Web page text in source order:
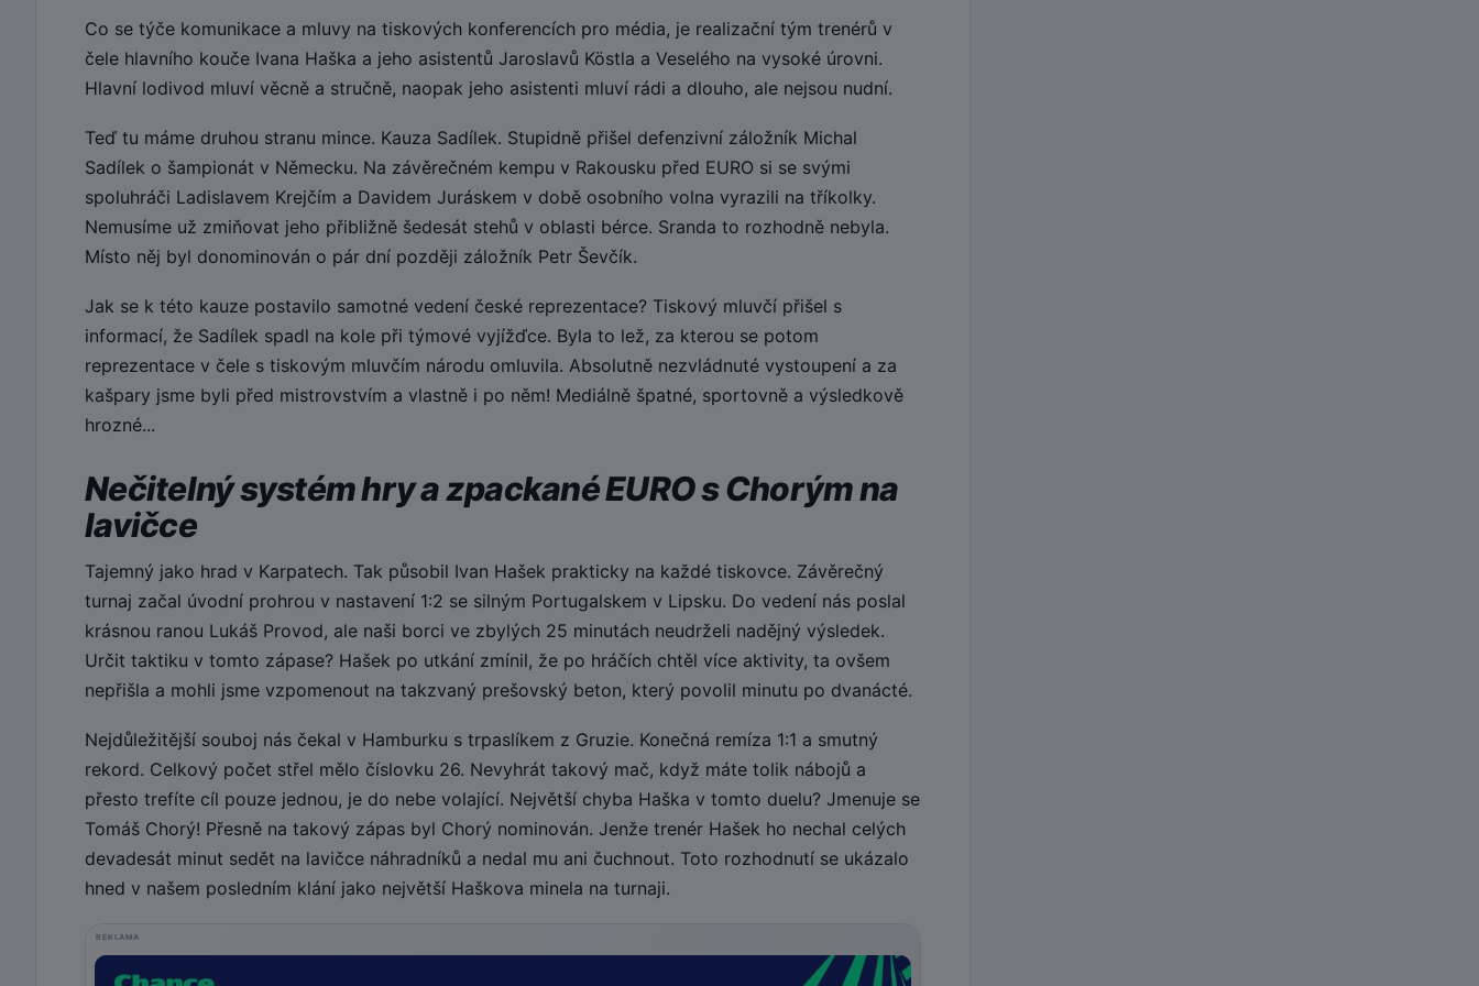
Co se týče komunikace a mluvy na tiskových konferencích pro média, je realizační tým trenérů v
čele hlavního kouče Ivana Haška a jeho asistentů Jaroslavů Köstla a Veselého na vysoké úrovni.
Hlavní lodivod mluví věcně a stručně, naopak jeho asistenti mluví rádi a dlouho, ale nejsou nudní.
Teď tu máme druhou stranu mince. Kauza Sadílek. Stupidně přišel defenzivní záložník Michal
Sadílek o šampionát v Německu. Na závěrečném kempu v Rakousku před EURO si se svými
spoluhráči Ladislavem Krejčím a Davidem Juráskem v době osobního volna vyrazili na tříkolky.
Nemusíme už zmiňovat jeho přibližně šedesát stehů v oblasti bérce. Sranda to rozhodně nebyla.
Místo něj byl donominován o pár dní později záložník Petr Ševčík.
Jak se k této kauze postavilo samotné vedení české reprezentace? Tiskový mluvčí přišel s
informací, že Sadílek spadl na kole při týmové vyjížďce. Byla to lež, za kterou se potom
reprezentace v čele s tiskovým mluvčím národu omluvila. Absolutně nezvládnuté vystoupení a za
kašpary jsme byli před mistrovstvím a vlastně i po něm! Mediálně špatné, sportovně a výsledkově
hrozné...
Nečitelný systém hry a zpackané EURO s Chorým na
lavičce
Tajemný jako hrad v Karpatech. Tak působil Ivan Hašek prakticky na každé tiskovce. Závěrečný
turnaj začal úvodní prohrou v nastavení 1:2 se silným Portugalskem v Lipsku. Do vedení nás poslal
krásnou ranou Lukáš Provod, ale naši borci ve zbylých 25 minutách neudrželi nadějný výsledek.
Určit taktiku v tomto zápase? Hašek po utkání zmínil, že po hráčích chtěl více aktivity, ta ovšem
nepřišla a mohli jsme vzpomenout na takzvaný prešovský beton, který povolil minutu po dvanácté.
Nejdůležitější souboj nás čekal v Hamburku s trpaslíkem z Gruzie. Konečná remíza 1:1 a smutný
rekord. Celkový počet střel mělo číslovku 26. Nevyhrát takový mač, když máte tolik nábojů a
přesto trefíte cíl pouze jednou, je do nebe volající. Největší chyba Haška v tomto duelu? Jmenuje se
Tomáš Chorý! Přesně na takový zápas byl Chorý nominován. Jenže trenér Hašek ho nechal celých
devadesát minut sedět na lavičce náhradníků a nedal mu ani čuchnout. Toto rozhodnutí se ukázalo
hned v našem posledním klání jako největší Haškova minela na turnaji.
REKLAMA